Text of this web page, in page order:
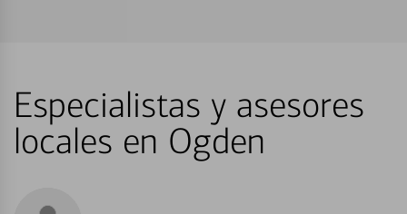
Especialistas y asesores
locales en Ogden